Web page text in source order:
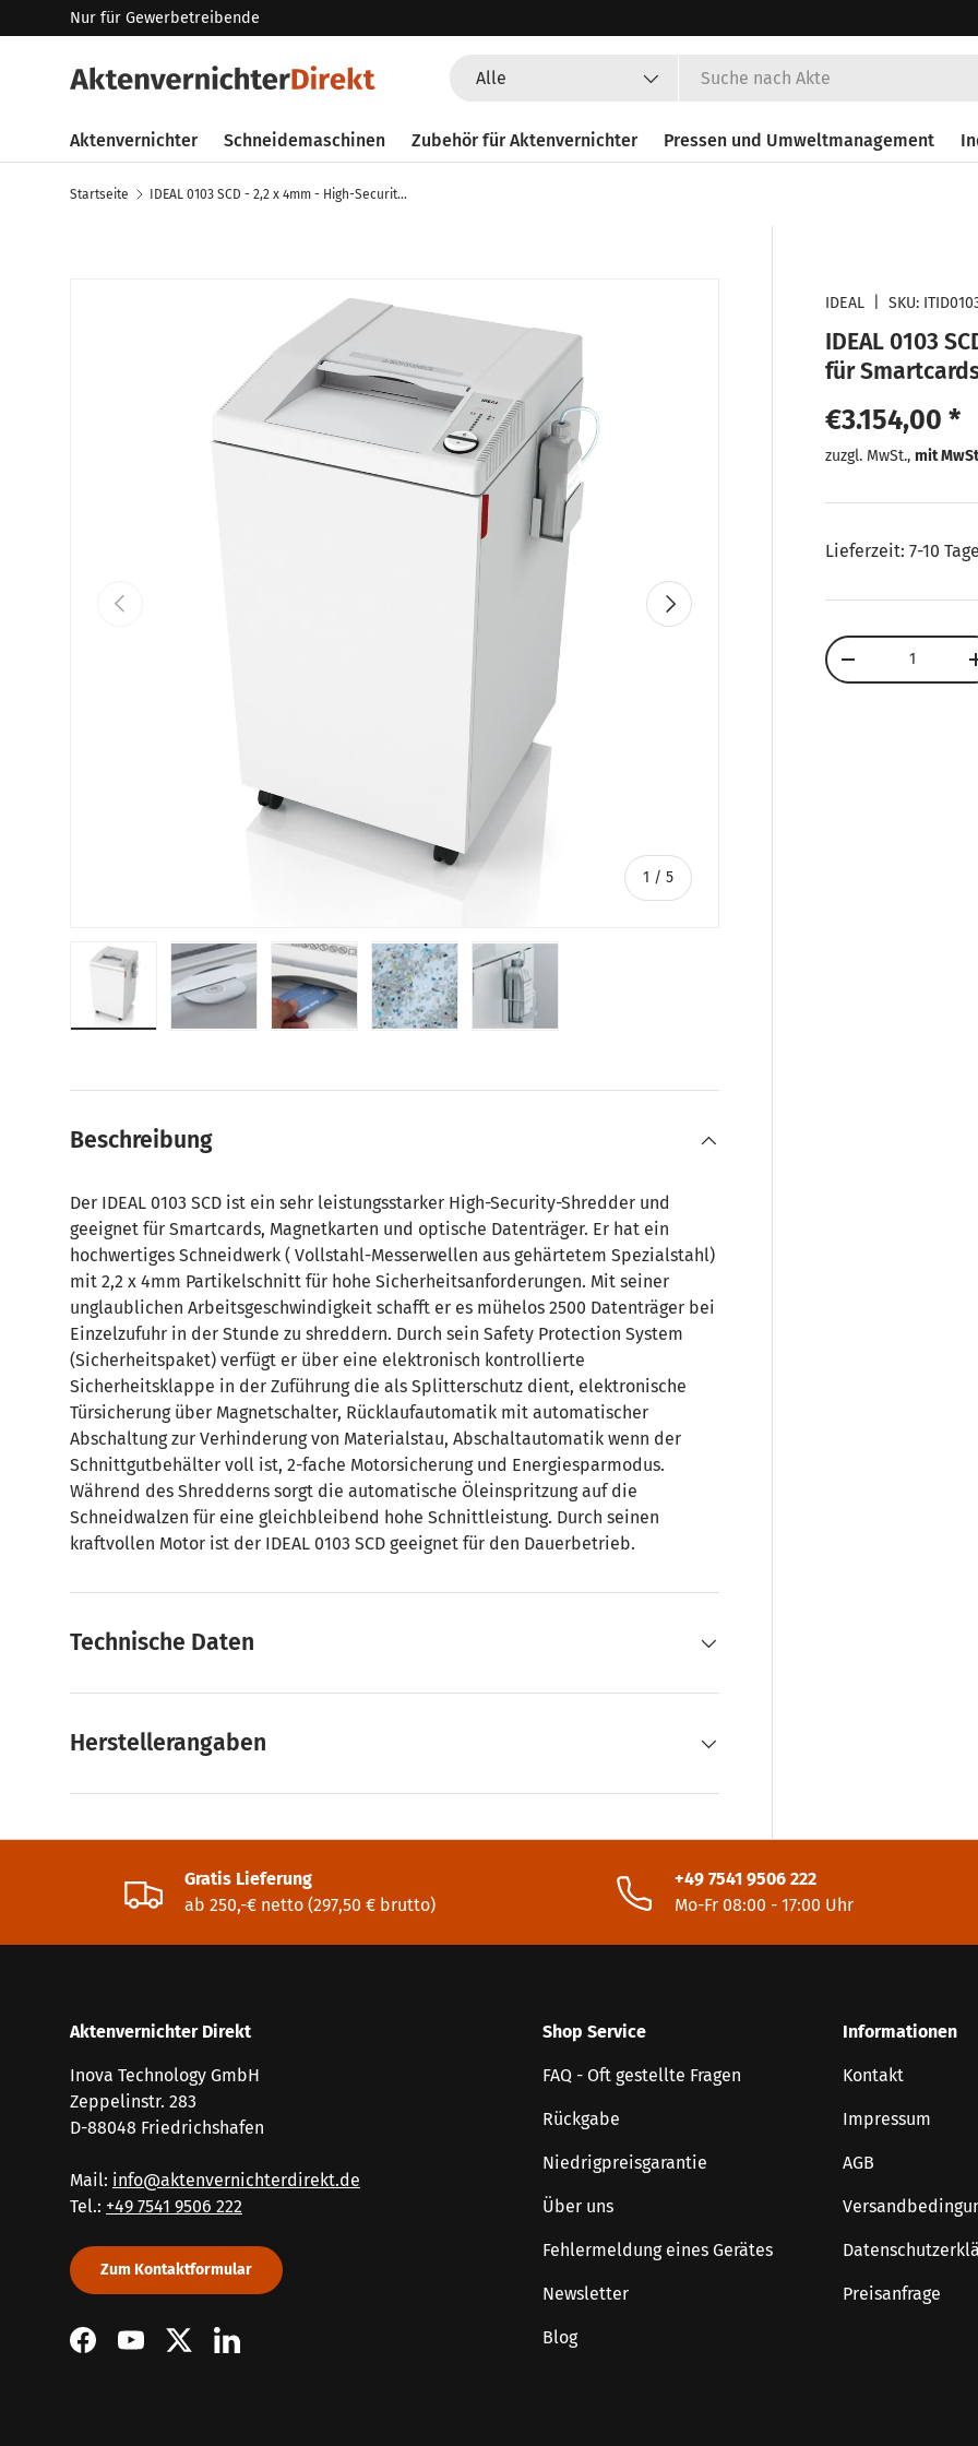
Direkt zum Inhalt
Nur für Gewerbetreibende
Suchen
Alle
Aktenvernichter Schneidemaschinen Zubehör für Aktenvernichter Pressen und Umweltmanagement
Startseite IDEAL 0103 SCD - 2,2 x 4mm - High-Security-Shredder für Smartcards und optische Datenträger
Zu Produktinformationen springen
Vorherige
1 /von
5
Nächste
IDEAL |SKU:
IDEAL 0103
für
Normaler
€3.154,00 *
zuzgl. MwSt.,mit
Lieferzeit: 7-10 Tage
Anzahl
Menge verringern
Beschreibung
Der IDEAL 0103 SCD ist ein sehr leistungsstarker High-Security-Shredder und
geeignet für Smartcards, Magnetkarten und optische Datenträger. Er hat ein
hochwertiges Schneidwerk ( Vollstahl-Messerwellen aus gehärtetem Spezialstahl)
mit 2,2 x 4mm Partikelschnitt für hohe Sicherheitsanforderungen. Mit seiner
unglaublichen Arbeitsgeschwindigkeit schafft er es mühelos 2500 Datenträger bei
Einzelzufuhr in der Stunde zu shreddern. Durch sein Safety Protection System
(Sicherheitspaket) verfügt er über eine elektronisch kontrollierte
Sicherheitsklappe in der Zuführung die als Splitterschutz dient, elektronische
Türsicherung über Magnetschalter, Rücklaufautomatik mit automatischer
Abschaltung zur Verhinderung von Materialstau, Abschaltautomatik wenn der
Schnittgutbehälter voll ist, 2-fache Motorsicherung und Energiesparmodus.
Während des Shredderns sorgt die automatische Öleinspritzung auf die
Schneidwalzen für eine gleichbleibend hohe Schnittleistung. Durch seinen
kraftvollen Motor ist der IDEAL 0103 SCD geeignet für den Dauerbetrieb.
Technische Daten
Herstellerangaben
Gratis Lieferung
ab 250,-€ netto (297,50 € brutto)
+49 7541 9506 222
Mo-Fr 08:00 - 17:00 Uhr
Aktenvernichter Direkt
Inova Technology GmbH
Zeppelinstr. 283
D-88048 Friedrichshafen
Mail: info@aktenvernichterdirekt.de
Tel.: +49 7541 9506 222
Zum Kontaktformular
FacebookYouTubeTwitterLinkedIn
Shop Service
FAQ - Oft gestellte Fragen
Rückgabe
Niedrigpreisgarantie
Über uns
Fehlermeldung eines Gerätes
Newsletter
Blog
Informationen
Kontakt
Impressum
AGB
Preisanfrage